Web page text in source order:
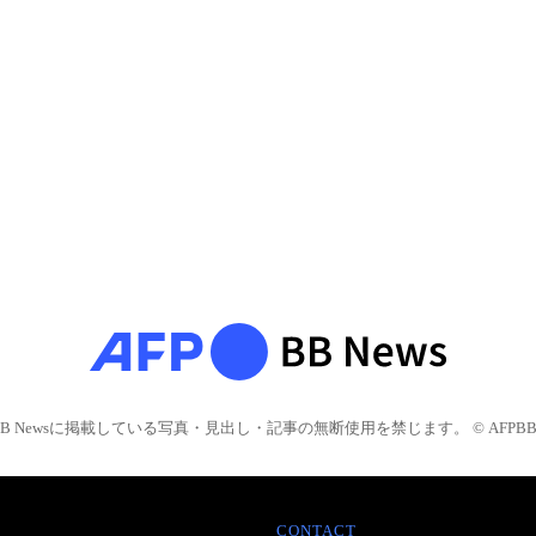
Newsに掲載している写真・見出し・記事の無断使用を禁じます。 © AFPBB
CONTACT